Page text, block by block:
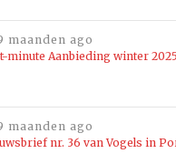
maanden ago
minute Aanbieding winter
maanden ago
nr. 36 van Vogels in